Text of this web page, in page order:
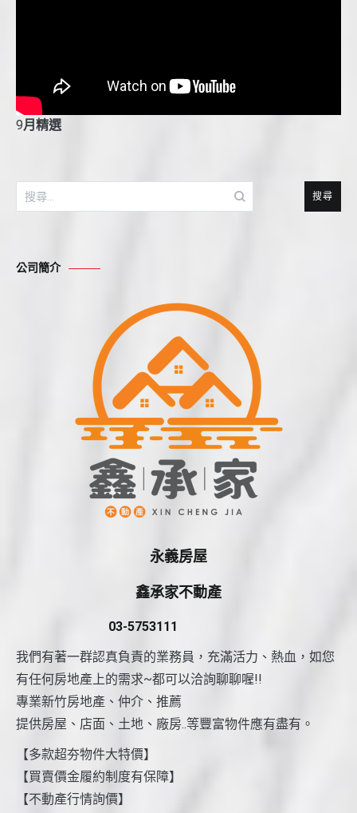
9月精選
搜
尋
字:
公司簡介
永義房屋
鑫承家不動產
03-5753111
我們有著一群認真負責的業務員，充滿活力、熱血，如您
有任何房地產上的需求~都可以洽詢聊聊喔!!
專業新竹房地產、仲介、推薦
提供房屋、店面、土地、廠房..等豐富物件應有盡有。
【多款超夯物件大特價】
【買賣價金履約制度有保障】
【不動產行情詢價】